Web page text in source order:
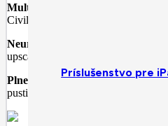
Príslušenstvo pre
Multitasking. Megarýchlo.
Civilization® VII. A pracuje v úplnej
Neural Engine. AI ide na plné
upscaling obrázkov až po
Plne nabitý život.MacBook Air
pustiť z hlavy.